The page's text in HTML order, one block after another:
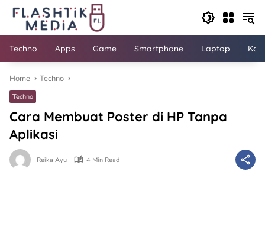
Skip
content
Techno Apps Game Smartphone Laptop
Home Techno
Techno
Cara Membuat Poster di HP Tanpa
Aplikasi
Reika Ayu 4 Min Read